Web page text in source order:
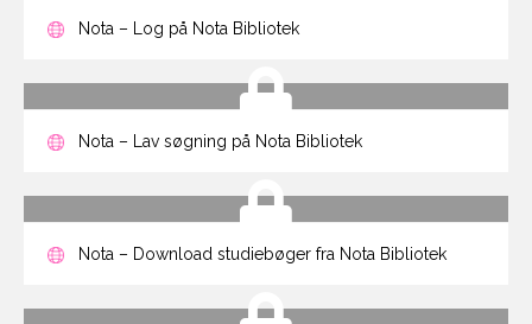
Nota – Log på Nota Bibliotek
Nota – Lav søgning på Nota Bibliotek
Nota – Download studiebøger fra Nota Bibliotek